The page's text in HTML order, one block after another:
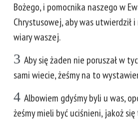
Bożego, i pomocnika naszego w
Chrystusowej, aby was utwierdził
wiary waszej.
3 Aby się żaden nie poruszał w
sami wiecie, żeśmy na to
4 Albowiem gdyśmy byli u was,
żeśmy mieli być uciśnieni, jakoż